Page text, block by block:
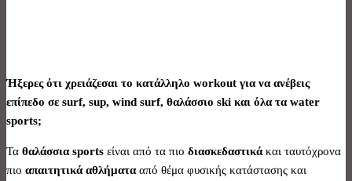
Ήξερες ότι χρειάζεσαι το κατάλληλο workout για να ανέβεις
επίπεδο σε surf, sup, wind surf, θαλάσσιο ski και όλα τα water
sports;
Τα θαλάσσια sports είναι από τα πιο διασκεδαστικάκαι ταυτόχρονα
πιο απαιτητικά αθλήματααπό θέμα φυσικής κατάστασης και